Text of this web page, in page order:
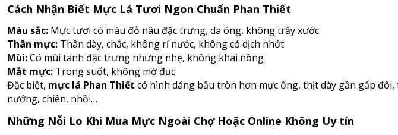
Cách Nhận Biết Mực Lá Tươi Ngon Chuẩn Phan Thiết
Màu sắc: Mực tươi có màu đỏ nâu đặc trưng, da óng, không trầy xước
Thân mực: Thân dày, chắc, không rỉ nước, không có dịch nhớt
Mùi:Có mùi tanh đặc trưng nhưng nhẹ, không khai nồng
Mắt mực: Trong suốt, không mờ đục
Đặc biệt, mực lá Phan Thiết có hình dáng bầu tròn hơn mực ống, thịt dày gần gấp đôi,
nướng, chiên, nhồi…
Những Nỗi Lo Khi Mua Mực Ngoài Chợ Hoặc Online Không Uy tín